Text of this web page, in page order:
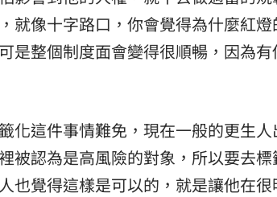
限可能 12:00
爸爸「筋歡喜」 18:00
就像十字路口，你會覺得為什麼紅
是整個制度面會變得很順暢，因為
化這件事情難免，現在一般的更生
被認為是高風險的對象，所以要去
也覺得這樣是可以的，就是讓他在